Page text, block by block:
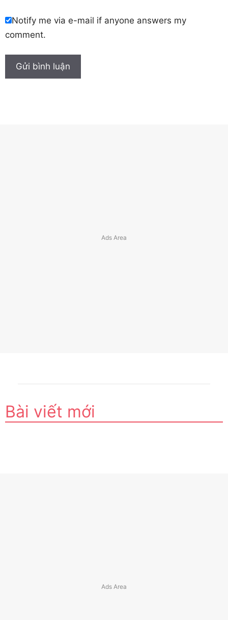
Notify me via e-mail if anyone answers my
comment.
Bài viết mới